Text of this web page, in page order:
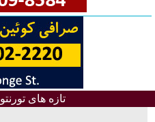
تازه های تورنتو